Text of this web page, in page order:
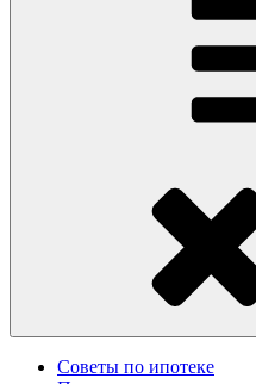
Советы по ипотеке